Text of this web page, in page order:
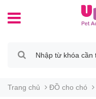
Trang chủ ĐỒ cho chó